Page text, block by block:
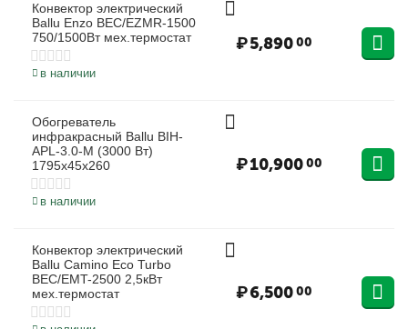
Конвектор электрический
Ballu Enzo BEC/EZMR-1500
750/1500Вт мех.термостат
в наличии
₽5,89000
Обогреватель
инфракрасный Ballu BIH-
APL-3.0-M (3000 Вт)
1795х45х260
в наличии
₽10,90000
Конвектор электрический
Ballu Camino Eco Turbo
BEC/EMT-2500 2,5кВт
мех.термостат
₽6,50000